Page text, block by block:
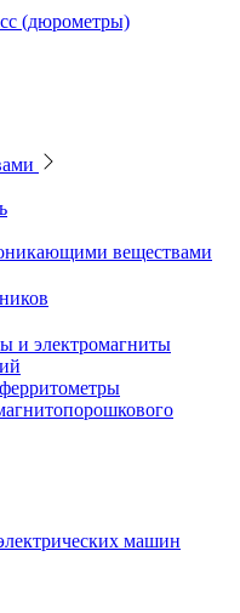
аппаратов
(дюрометры)
веществами